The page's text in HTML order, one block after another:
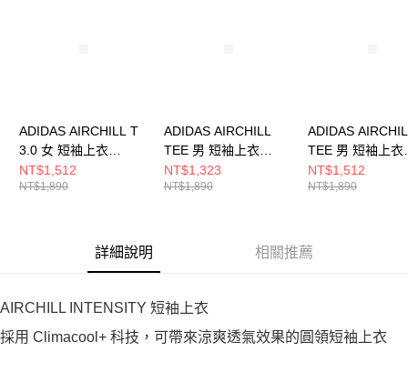
ADIDAS AIRCHILL T
3.0 女 短袖上衣
KS8952
NT$1,512
NT$1,890
ADIDAS AIRCHILL
TEE 男 短袖上衣
JE5747
NT$1,323
NT$1,890
ADIDAS
TEE 男 短袖上衣
KE2389
NT$1,512
NT$1,890
詳細說明 相關推薦
AIRCHILL INTENSITY 短袖上衣
採用 Climacool+ 科技，可帶來涼爽透氣效果的圓領短袖上衣